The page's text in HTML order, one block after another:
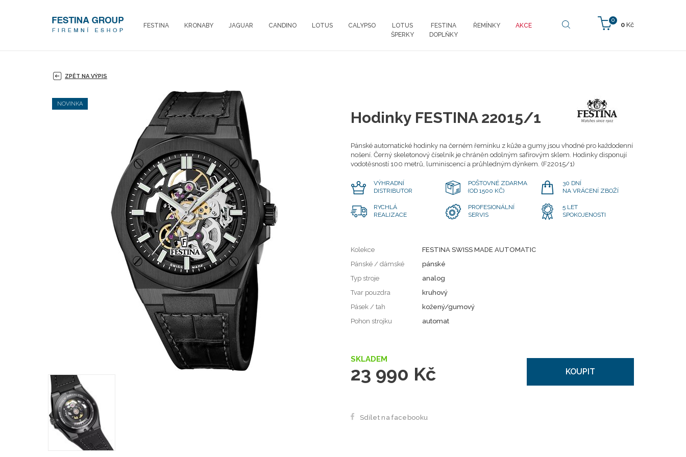
0
0 Kč
FESTINA KRONABY JAGUAR CANDINO LOTUS CALYPSO
LOTUS
ŠPERKY
FESTINA
DOPLŇKY
ŘEMÍNKY AKCE
ZPĚT NA VÝPIS
NOVINKA
Hodinky FESTINA 22015/1
Pánské automatické hodinky na černém řemínku z kůže a gumy jsou vhodné pro každodenní
nošení. Černý skeletonový číselník je chráněn odolným safírovým sklem. Hodinky disponují
vodotěsností 100 metrů, luminiscencí a průhledným dýnkem. (F22015/1)
VÝHRADNÍ
DISTRIBUTOR
POŠTOVNÉ ZDARMA
(OD 1500 KČ)
30 DNÍ
NA VRÁCENÍ ZBOŽÍ
RYCHLÁ
REALIZACE
PROFESIONÁLNÍ
SERVIS
5 LET
SPOKOJENOSTI
Kolekce
FESTINA SWISS MADE AUTOMATIC
Pánské / dámské
pánské
Typ stroje
analog
Tvar pouzdra
kruhový
Pásek / tah
kožený/gumový
Pohon strojku
automat
SKLADEM
23 990 Kč KOUPIT
Sdílet na facebooku